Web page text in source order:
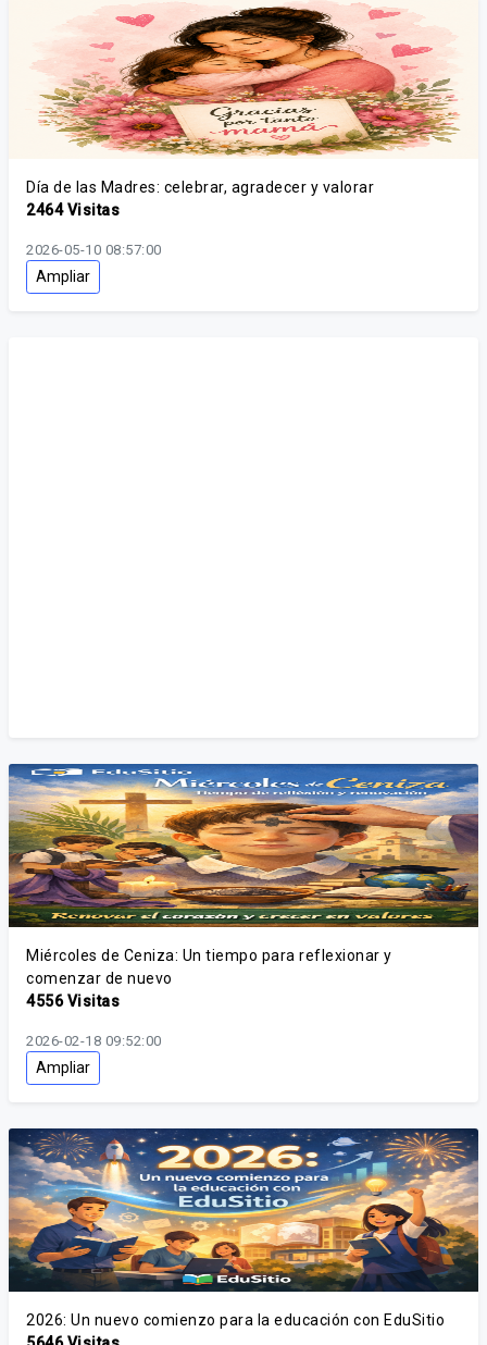
Día de las Madres: celebrar, agradecer y valorar
2464 Visitas
2026-05-10 08:57:00
Ampliar
Miércoles de Ceniza: Un tiempo para reflexionar y
comenzar de nuevo
4556 Visitas
2026-02-18 09:52:00
Ampliar
2026: Un nuevo comienzo para la educación con EduSitio